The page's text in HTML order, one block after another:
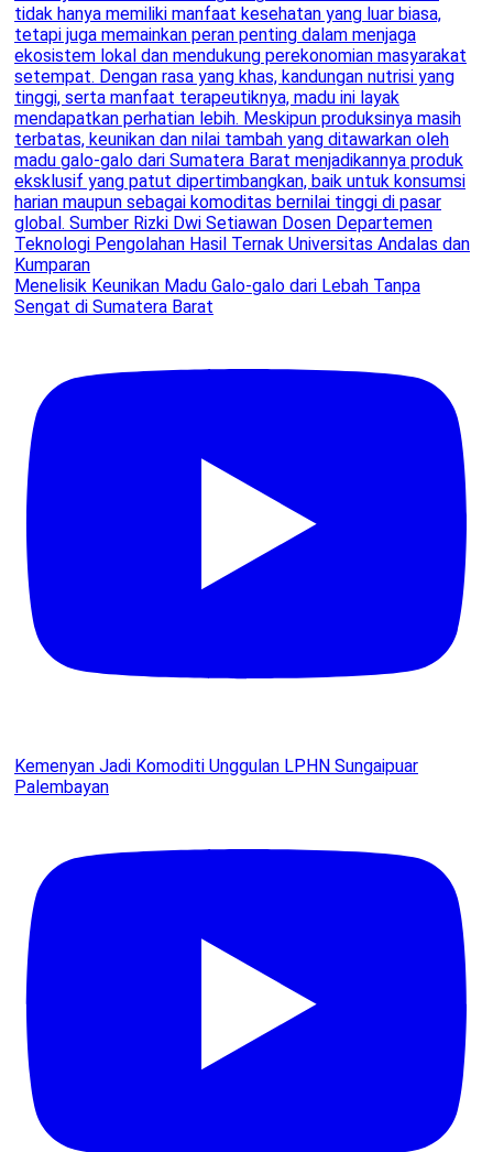
Menelisik Keunikan Madu Galo-galo dari Lebah Tanpa
Sengat di Sumatera Barat
Kemenyan Jadi Komoditi Unggulan LPHN Sungaipuar
Palembayan